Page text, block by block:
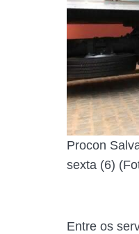
Procon
sexta (6)
Entre os